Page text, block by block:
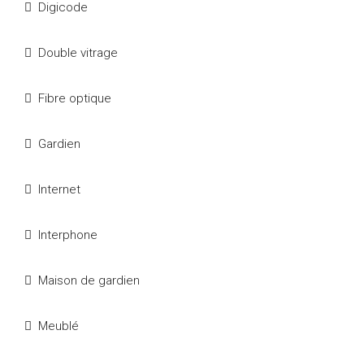
Digicode
Double vitrage
Fibre optique
Gardien
Internet
Interphone
Maison de gardien
Meublé